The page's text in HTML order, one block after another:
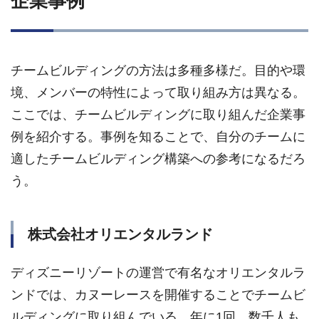
チームビルディングの方法は多種多様だ。目的や環
境、メンバーの特性によって取り組み方は異なる。
ここでは、チームビルディングに取り組んだ企業事
例を紹介する。事例を知ることで、自分のチームに
適したチームビルディング構築への参考になるだろ
う。
株式会社オリエンタルランド
ディズニーリゾートの運営で有名なオリエンタルラ
ンドでは、カヌーレースを開催することでチームビ